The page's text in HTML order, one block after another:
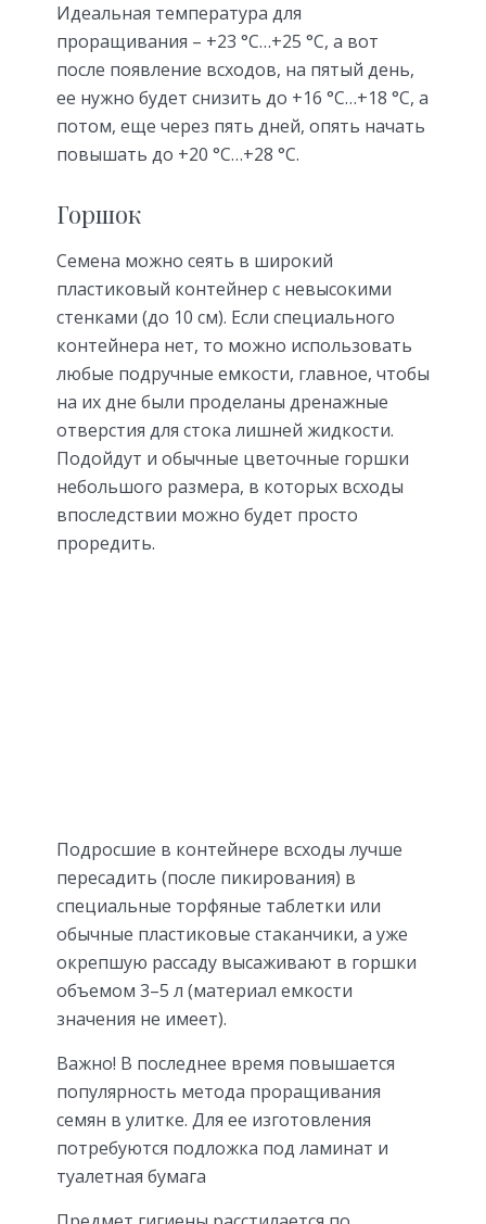
Идеальная температура для
проращивания – +23 °С…+25 °С, а вот
после появление всходов, на пятый день,
ее нужно будет снизить до +16 °С…+18 °С, а
потом, еще через пять дней, опять начать
повышать до +20 °С…+28 °С.
Горшок
Семена можно сеять в широкий
пластиковый контейнер с невысокими
стенками (до 10 см). Если специального
контейнера нет, то можно использовать
любые подручные емкости, главное, чтобы
на их дне были проделаны дренажные
отверстия для стока лишней жидкости.
Подойдут и обычные цветочные горшки
небольшого размера, в которых всходы
впоследствии можно будет просто
проредить.
Подросшие в контейнере всходы лучше
пересадить (после пикирования) в
специальные торфяные таблетки или
обычные пластиковые стаканчики, а уже
окрепшую рассаду высаживают в горшки
объемом 3–5 л (материал емкости
значения не имеет).
Важно! В последнее время повышается
популярность метода проращивания
семян в улитке. Для ее изготовления
потребуются подложка под ламинат и
туалетная бумага